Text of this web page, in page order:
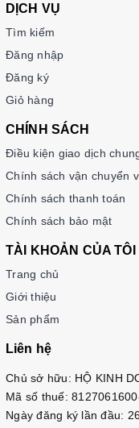
DỊCH VỤ
Tìm kiếm
Đăng nhập
Đăng ký
Giỏ hàng
CHÍNH SÁCH
Điều kiện giao dịch
Chính sách vận chuyển
Chính sách thanh toán
Chính sách bảo mật
TÀI KHOẢN CỦA TÔI
Trang chủ
Giới thiệu
Sản phẩm
Liên hệ
Chủ sở hữu: HỘ KINH
Mã số thuế:
Ngày đăng ký lần đầu: